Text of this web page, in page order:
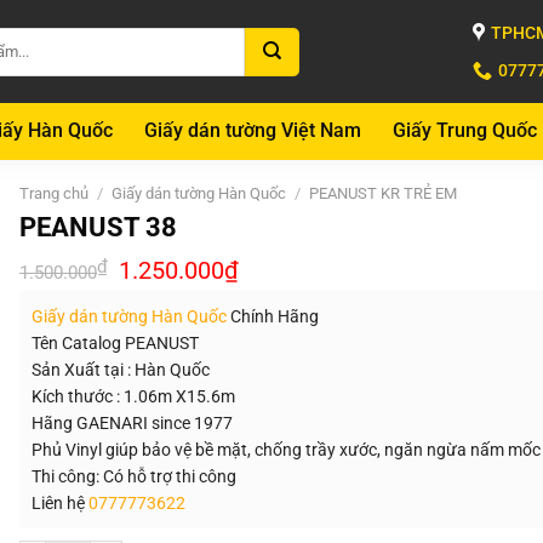
Hàn Quốc Giấy dán tường Việt Nam Giấy Trung Quốc
Trang chủ / Giấy dán tường Hàn Quốc / PEANUST KR TRẺ EM
PEANUST 38
1.500.000₫ Giá
gốc
1.500.000₫.
1.250.000₫Giá
hiện
là:
Giấy dán tường Hàn QuốcChính Hãng
Tên Catalog PEANUST
Sản Xuất tại : Hàn Quốc
Kích thước : 1.06m X15.6m
Hãng GAENARI since 1977
Phủ Vinyl giúp bảo vệ bề mặt, chống trầy xước, ngăn ngừa nấm mốc
Thi công: Có hỗ trợ thi công
Liên hệ0777773622